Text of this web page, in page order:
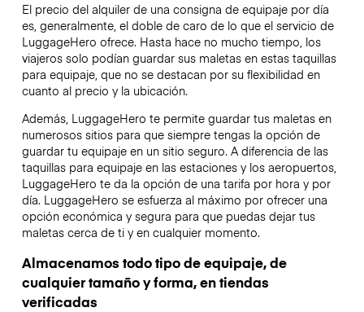
El precio del alquiler de una consigna de equipaje por día
es, generalmente, el doble de caro de lo que el servicio de
LuggageHero ofrece. Hasta hace no mucho tiempo, los
viajeros solo podían guardar sus maletas en estas taquillas
para equipaje, que no se destacan por su flexibilidad en
cuanto al precio y la ubicación.
Además, LuggageHero te permite guardar tus maletas en
numerosos sitios para que siempre tengas la opción de
guardar tu equipaje en un sitio seguro. A diferencia de las
taquillas para equipaje en las estaciones y los aeropuertos,
LuggageHero te da la opción de una tarifa por hora y por
día. LuggageHero se esfuerza al máximo por ofrecer una
opción económica y segura para que puedas dejar tus
maletas cerca de ti y en cualquier momento.
Almacenamos todo tipo de equipaje, de
cualquier tamaño y forma, en tiendas
verificadas